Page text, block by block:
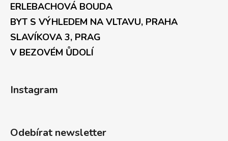
ERLEBACHOVÁ BOUDA
BYT S VÝHLEDEM NA VLTAVU, PRAHA
SLAVÍKOVA 3, PRAG
V BEZOVÉM ŮDOLÍ
Instagram
Odebírat newsletter